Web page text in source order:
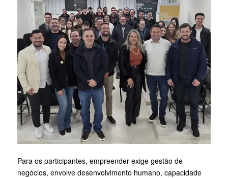
Para os participantes, empreender exige gestão de
negócios, envolve desenvolvimento humano, capacidade